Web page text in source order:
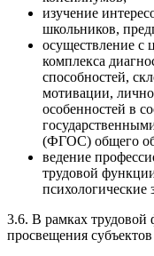
изучение
школьников,
осуществление
комплекса
способностей,
мотивации,
особенностей в
(ФГОС) общего
ведение
трудовой
психологические
3.6. В рамках трудовой
просвещения